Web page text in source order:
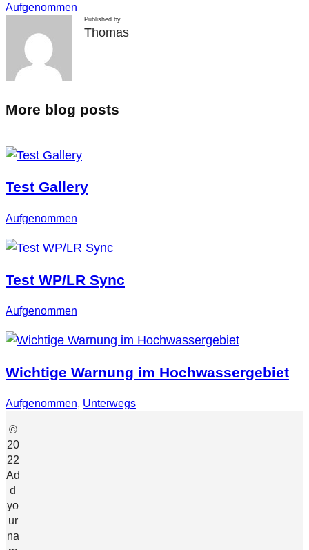
Aufgenommen
Published by
Thomas
More blog posts
Test Gallery
Aufgenommen
Test WP/LR Sync
Aufgenommen
Wichtige Warnung im Hochwassergebiet
Aufgenommen, Unterwegs
©
20
22
Ad
d
yo
ur
na